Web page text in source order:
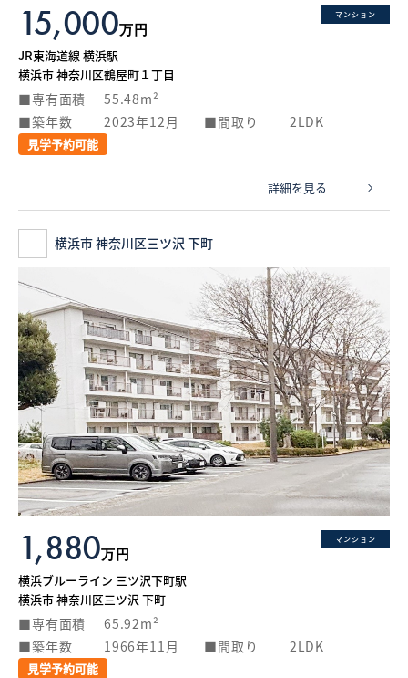
マンション
15,000万円
JR東海道線 横浜駅
横浜市 神奈川区鶴屋町１丁目
専有面積
55.48m²
築年数
2023年12月 間取り 2LDK
見学予約可能
詳細を見る
横浜市 神奈川区三ツ沢 下町
マンション
1,880万円
横浜ブルーライン 三ツ沢下町駅
横浜市 神奈川区三ツ沢 下町
専有面積
65.92m²
築年数
1966年11月 間取り 2LDK
見学予約可能